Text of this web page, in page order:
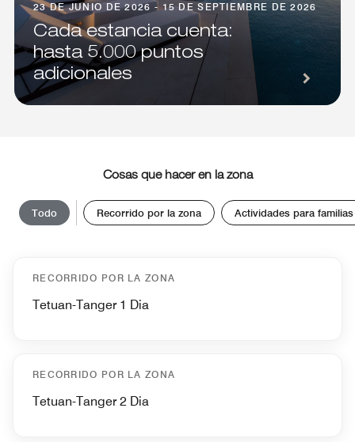
23 DE JUNIO DE 2026 - 15 DE SEPTIEMBRE DE 2026
Cada estancia cuenta:
hasta 5.000 puntos
adicionales
Cosas que hacer en la zona
Todo Recorrido por la zona Actividades para
RECORRIDO POR LA ZONA
Tetuan-Tanger 1 Dia
RECORRIDO POR LA ZONA
Tetuan-Tanger 2 Dia